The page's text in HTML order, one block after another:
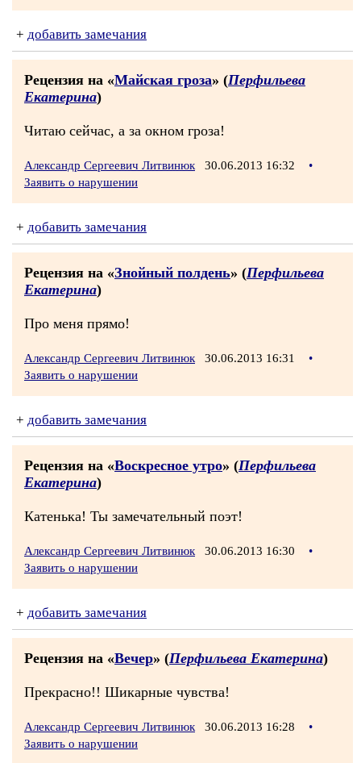
+ добавить замечания
Рецензия на «Майская гроза» (Перфильева
Екатерина)
Читаю сейчас, а за окном гроза!
Александр Сергеевич Литвинюк 30.06.2013 16:32
•
Заявить о нарушении
+ добавить замечания
Рецензия на «Знойный полдень» (Перфильева
Екатерина)
Про меня прямо!
Александр Сергеевич Литвинюк 30.06.2013 16:31
•
Заявить о нарушении
+ добавить замечания
Рецензия на «Воскресное утро» (Перфильева
Екатерина)
Катенька! Ты замечательный поэт!
Александр Сергеевич Литвинюк 30.06.2013 16:30
•
Заявить о нарушении
+ добавить замечания
Рецензия на «Вечер» (Перфильева Екатерина)
Прекрасно!! Шикарные чувства!
Александр Сергеевич Литвинюк 30.06.2013 16:28
•
Заявить о нарушении